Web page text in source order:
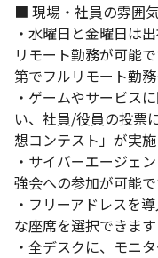
■ 現場・社員の雰囲
・水曜日と金曜日は
リモート勤務が可能
第でフルリモート勤務
・ゲームやサービス
い、社員/役員の投票
想コンテスト」が実
・サイバーエージェ
強会への参加が可能
・フリーアドレスを
な座席を選択できます
・全デスクに、モニ